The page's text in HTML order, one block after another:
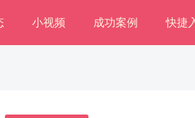
小视频 成功案例 快捷